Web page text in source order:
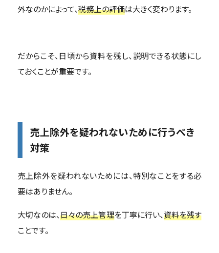
外なのかによって、税務上の評価は大きく変わります。
だからこそ、日頃から資料を残し、説明できる状態にし
ておくことが重要です。
売上除外を疑われないために行うべき
対策
売上除外を疑われないためには、特別なことをする必
要はありません。
大切なのは、日々の売上管理を丁寧に行い、資料を残す
ことです。